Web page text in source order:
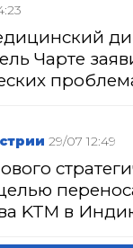
Чарте
29/07 12:49
KTM в